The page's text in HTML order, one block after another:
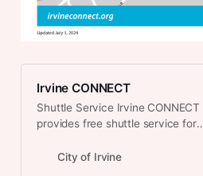
Irvine CONNECT
Shuttle Service Irvine CONNECT
provides free shuttle service for
easier than ever to get around the
City of Irvine